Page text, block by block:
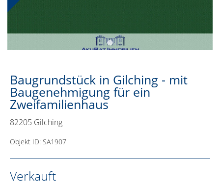
Baugrundstück in Gilching - mit
Baugenehmigung für ein
Zweifamilienhaus
82205 Gilching
Objekt ID: SA1907
Verkauft